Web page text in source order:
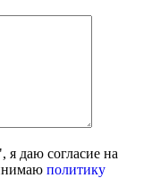
даю согласие на
политику